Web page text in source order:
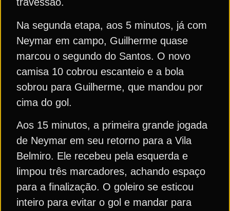
Na segunda etapa, aos 5 minutos, já com
Neymar em campo, Guilherme quase
marcou o segundo do Santos. O novo
camisa 10 cobrou escanteio e a bola
sobrou para Guilherme, que mandou por
cima do gol.
Aos 15 minutos, a primeira grande jogada
de Neymar em seu retorno para a Vila
Belmiro. Ele recebeu pela esquerda e
limpou três marcadores, achando espaço
para a finalização. O goleiro se esticou
inteiro para evitar o gol e mandar para